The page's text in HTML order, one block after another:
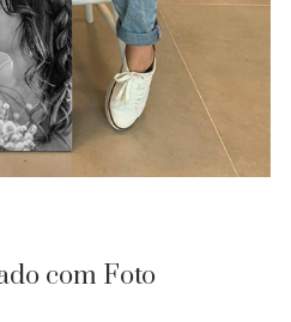
com Foto